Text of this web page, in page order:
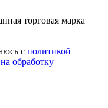
торговая марка
с политикой
обработку